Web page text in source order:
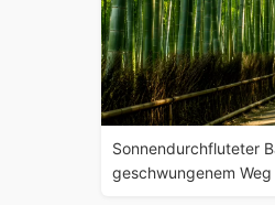
Sonnendurchfluteter
geschwungenem Weg